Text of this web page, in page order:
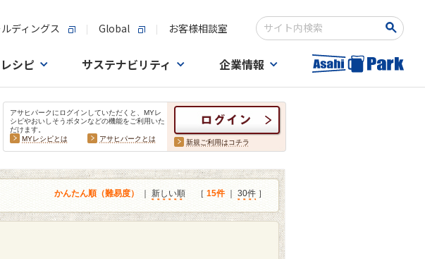
ディングス Global お客様相談室
検索キーワード入力
シピ サステナビリティ 企業情報
アサヒパークにログインしていただくと、MYレ
シピやおいしそうボタンなどの機能をご利用いた
だけます。
MYレシピとは
アサヒパークとは 新規ご利用はコチラ
かんたん順（難易度） 新しい順 ［ 15件｜ 30件 ］